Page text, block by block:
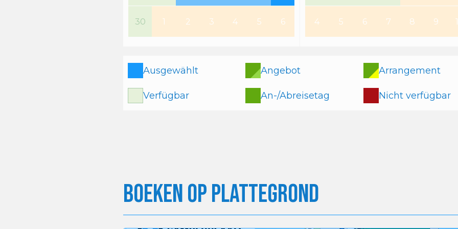
30 1 2 3 4 5 6 4 5 6 7 8 9
Ausgewählt Angebot Arrangement
Verfügbar An-/Abreisetag Nicht verfügbar
Boeken op Plattegrond